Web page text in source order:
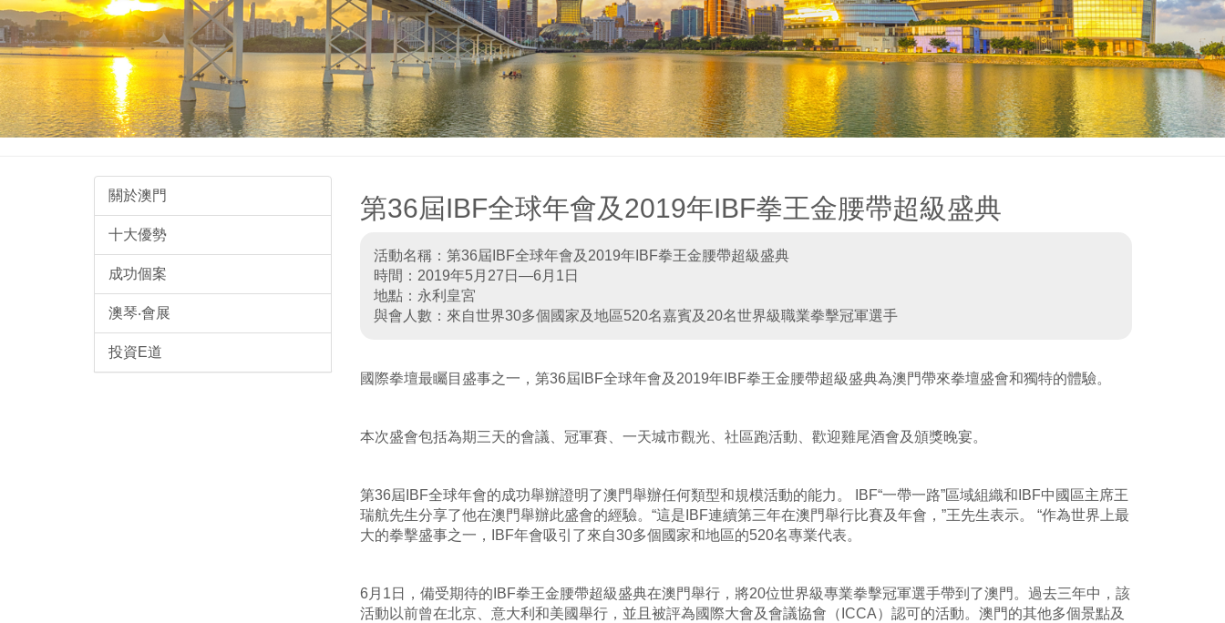
關於澳門
十大優勢
成功個案
澳琴‧會展
投資E道
第36屆IBF全球年會及2019年IBF拳王金腰帶超級盛典
活動名稱：第36屆IBF全球年會及2019年IBF拳王金腰帶超級盛典
時間：2019年5月27日—6月1日
地點：永利皇宮
與會人數：來自世界30多個國家及地區520名嘉賓及20名世界級職業拳擊冠軍選手
國際拳壇最矚目盛事之一，第36屆IBF全球年會及2019年IBF拳王金腰帶超級盛典為澳門帶來拳壇盛會和獨特的體驗。
本次盛會包括為期三天的會議、冠軍賽、一天城市觀光、社區跑活動、歡迎雞尾酒會及頒獎晚宴。
第36屆IBF全球年會的成功舉辦證明了澳門舉辦任何類型和規模活動的能力。 IBF“一帶一路”區域組織和IBF中國區主席王
瑞航先生分享了他在澳門舉辦此盛會的經驗。“這是IBF連續第三年在澳門舉行比賽及年會，”王先生表示。 “作為世界上最
大的拳擊盛事之一，IBF年會吸引了來自30多個國家和地區的520名專業代表。
6月1日，備受期待的IBF拳王金腰帶超級盛典在澳門舉行，將20位世界級專業拳擊冠軍選手帶到了澳門。過去三年中，該
活動以前曾在北京、意大利和美國舉行，並且被評為國際大會及會議協會（ICCA）認可的活動。澳門的其他多個景點及